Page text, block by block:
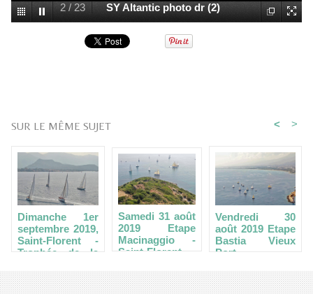
2 / 23 SY Altantic photo dr (2)
SUR LE MÊME SUJET < >
Dimanche 1er
septembre 2019,
Saint-Florent -
Trophée de la
Samedi 31 août
2019 Etape
Macinaggio -
Saint-Florent,
Vendredi 30
août 2019 Etape
Bastia Vieux
Port -